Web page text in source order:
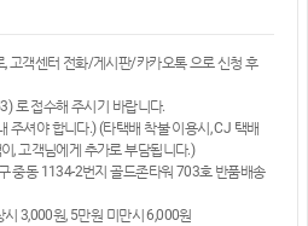
고객센터 전화/게시판/카카오톡 으로 신청 후
로 접수해 주시기 바랍니다.
주셔야 합니다.) (타택배 착불 이용시, CJ 택배
, 고객님에게 추가로 부담됩니다.)
중동 1134-2번지 골드존타워 703호 반품배송
3,000원, 5만원 미만시 6,000원